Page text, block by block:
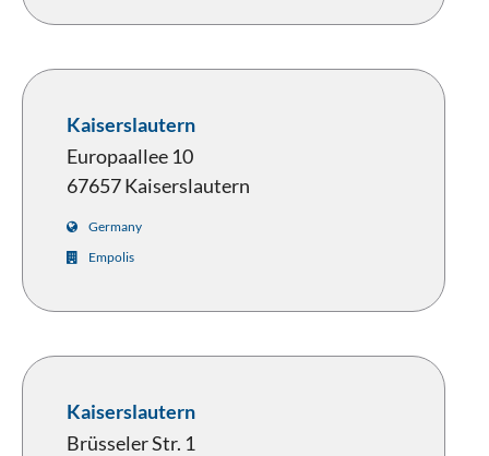
Kaiserslautern
Europaallee 10
67657 Kaiserslautern
Germany
Empolis
Kaiserslautern
Brüsseler Str. 1